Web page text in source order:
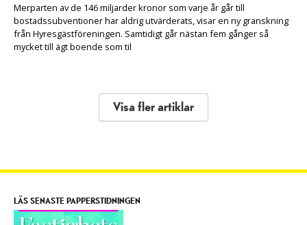
Merparten av de 146 miljarder kronor som varje år går till
bostadssubventioner har aldrig utvärderats, visar en ny granskning
från Hyresgästföreningen. Samtidigt går nästan fem gånger så
mycket till ägt boende som til
Visa fler artiklar
LÄS SENASTE PAPPERSTIDNINGEN